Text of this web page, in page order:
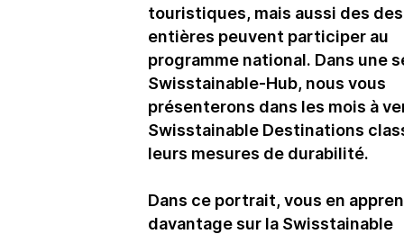
touristiques, mais aussi des
entières peuvent participer au
programme national. Dans une
Swisstainable-Hub, nous vous
présenterons dans les mois à
Swisstainable Destinations
leurs mesures de durabilité.
Dans ce portrait, vous en
davantage sur la Swisstainable